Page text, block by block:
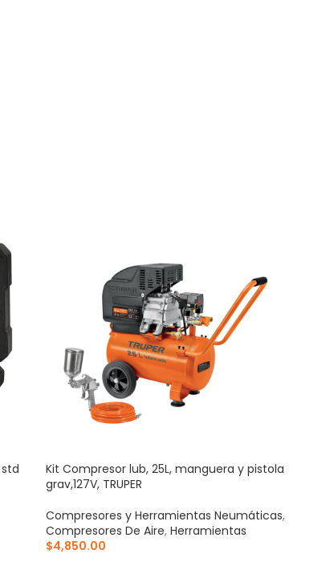
Kit Compresor lub, 25L, manguera y pistola
grav,127V, TRUPER
Compresores y Herramientas Neumáticas,
Compresores De Aire, Herramientas
$4,850.00